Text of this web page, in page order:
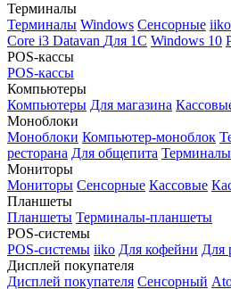
Терминалы
Терминалы Windows Сенсорные iiko
Core i3 Datavan Для 1С Windows 10
POS-кассы
POS-кассы
Компьютеры
Компьютеры Для магазина
Моноблоки
Моноблоки Компьютер-моноблок
ресторана Для общепита
Мониторы
Мониторы Сенсорные Кассовые
Планшеты
Планшеты Терминалы-планшеты
POS-системы
POS-системы iiko Для кофейни Для
Дисплей покупателя
Дисплей покупателя Сенсорный